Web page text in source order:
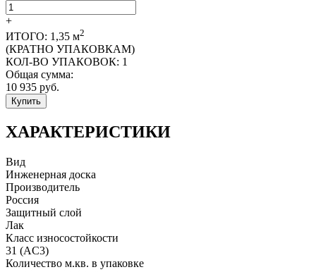
+
ИТОГО: 1,35 м2
(КРАТНО УПАКОВКАМ)
КОЛ-ВО УПАКОВОК: 1
Общая сумма:
10 935 руб.
Купить
ХАРАКТЕРИСТИКИ
Вид
Инженерная доска
Производитель
Россия
Защитный слой
Лак
Класс износостойкости
31 (AC3)
Количество м.кв. в упаковке